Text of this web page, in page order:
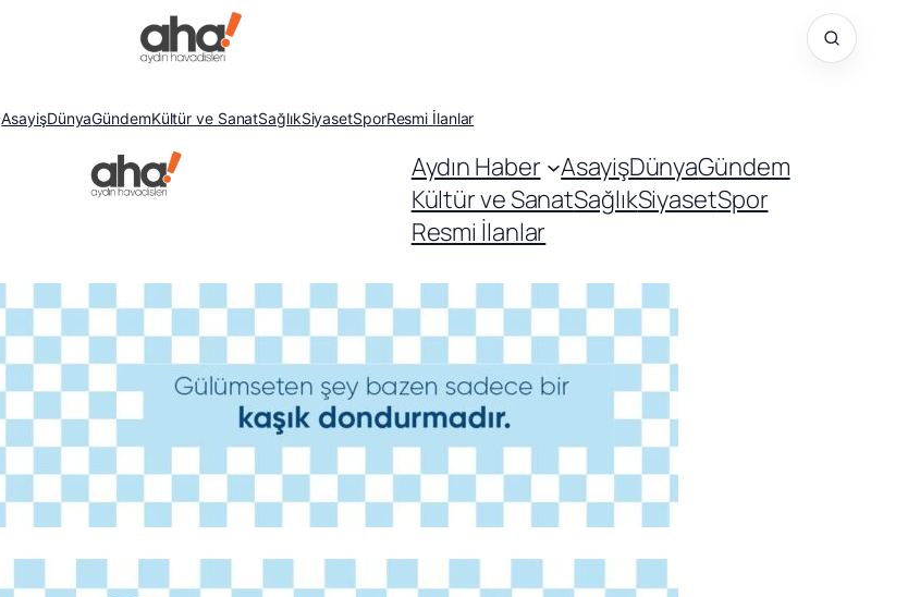
AsayişDünyaGündemKültür ve SanatSağlıkSiyasetSporResmi İlanlar
Aydın Haber AsayişDünyaGündem
Kültür ve SanatSağlıkSiyasetSpor
Resmi İlanlar